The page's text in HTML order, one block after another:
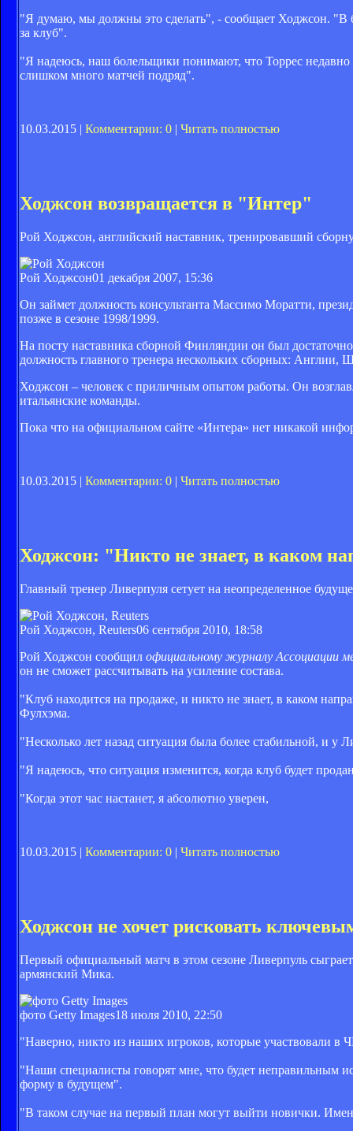
"Я думаю, мы должны это сделать", - сообщает Ходжсон. "В
за клуб".
"Я надеюсь, наш болельщики понимают, что Торрес недавно
слишком много матчей подряд".
10.03.2015 | Комментарии: 0 | Читать полностью
Ходжсон возвращается в "Интер"
Рой Ходжсон, английский наставник, тренировавший
Рой Ходжсон01 декабря 2007, 15:36
Он займет должность консультанта Массимо Моратти,
позже в сезоне 1998/1999.
На посту наставника сборной Финляндии он был
должность главного тренера нескольких сборных: Англии,
Ходжсон – человек с приличным опытом работы. Он
итальянские команды.
Пока что на официальном сайте «Интера» нет никакой
10.03.2015 | Комментарии: 0 | Читать полностью
Ходжсон: "Никто не знает, в каком
Главный тренер Ливерпуля сетует на неопределенное
Рой Ходжсон, Reuters06 сентября 2010, 18:58
Рой Ходжсон сообщил официальному журналу Ассоциации
он не сможет рассчитывать на усиление состава.
"Клуб находится на продаже, и никто не знает, в каком
Фулхэма.
"Несколько лет назад ситуация была более стабильной, и
"Я надеюсь, что ситуация изменится, когда клуб будет
"Когда этот час настанет, я абсолютно уверен,
10.03.2015 | Комментарии: 0 | Читать полностью
Ходжсон не хочет рисковать
Первый официальный матч в этом сезоне Ливерпуль
армянский Мика.
фото Getty Images18 июля 2010, 22:50
"Наверно, никто из наших игроков, которые участвовали
"Наши специалисты говорят мне, что будет неправильным
форму в будущем".
"В таком случае на первый план могут выйти новички.